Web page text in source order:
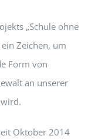
„Schule ohne
ein Zeichen, um
Form von
an unserer
Oktober 2014